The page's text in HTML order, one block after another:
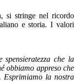
si stringe nel ricordo
e storia. I valori
che la
obbiamo appreso che
Esprimiamo la nostra